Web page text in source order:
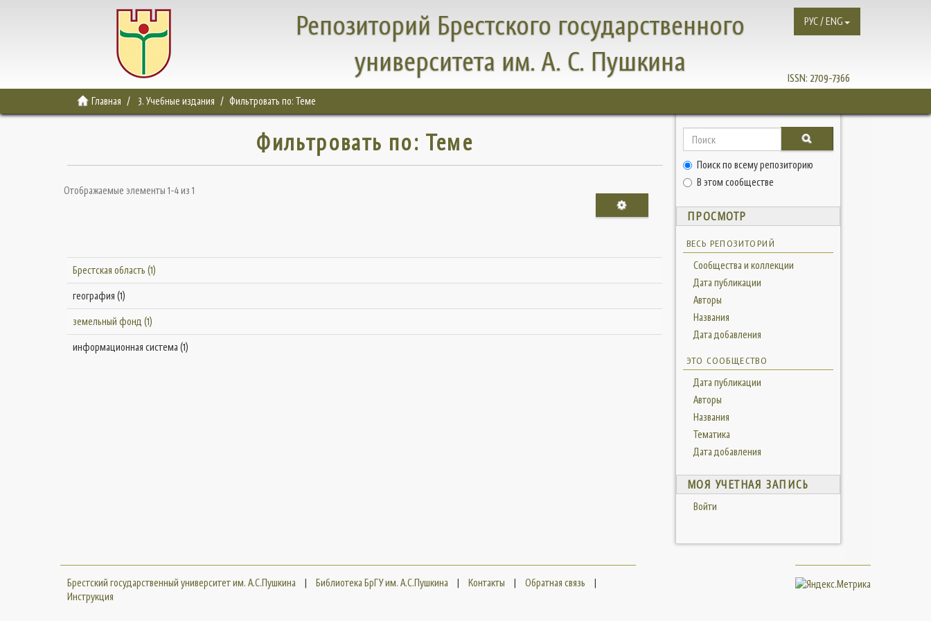
Репозиторий Брестского государственного
университета им. А. С. Пушкина
ISSN: 2709-7366
РУС / ENG
Главная 3. Учебные издания Фильтровать по: Теме
Фильтровать по: Теме
Отображаемые элементы 1-4 из 1
Брестская область (1)
география (1)
земельный фонд (1)
информационная система (1)
Поиск по всему репозиторию
В этом сообществе
ПРОСМОТР
ВЕСЬ РЕПОЗИТОРИЙ
Сообщества и коллекции
Дата публикации
Авторы
Названия
Дата добавления
ЭТО СООБЩЕСТВО
Дата публикации
Авторы
Названия
Тематика
Дата добавления
МОЯ УЧЕТНАЯ ЗАПИСЬ
Войти
Брестский государственный университет им. А.С.Пушкина | Библиотека БрГУ им. А.С.Пушкина | Контакты | Обратная связь
|
Инструкция